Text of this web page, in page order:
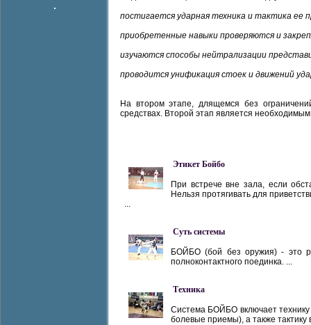
постигается ударная техника и тактика ее
приобретенные навыки проверяются и
изучаются способы нейтрализации
проводится унификация стоек и движений
На втором этапе, длящемся без
средствах. Второй этап является
Этикет Бойбо
При встрече вне зала, если
Нельзя протягивать для
...
Суть системы
БОЙБО (бой без оружия) - это
полноконтактного поединка. ...
Техника
Система БОЙБО включает
болевые приемы), а также тактику